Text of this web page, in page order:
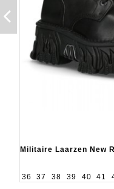
Militaire Laarzen New
36 37 38 39 40 41